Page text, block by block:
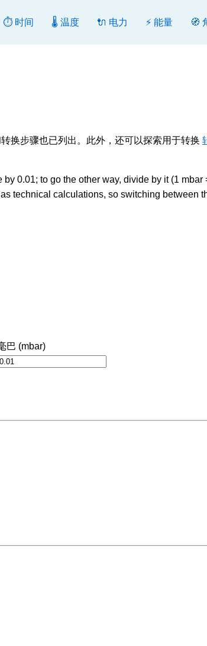
⏱️ 时间 🌡️ 温度 🔌 电力 ⚡ 能量 🧭
换步骤也已列出。此外，还可以探索用于转换
0.01; to go the other way, divide by it (1 mbar
technical calculations, so switching between
巴 (mbar)